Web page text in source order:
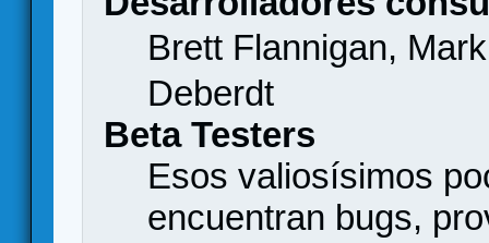
Brett Flannigan,
Deberdt
Beta Testers
Esos valiosísimos
encuentran bugs,